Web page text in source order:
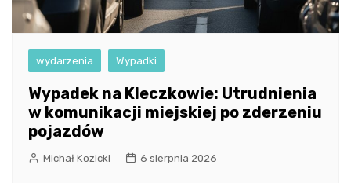
wydarzenia Wypadki
Wypadek na Kleczkowie: Utrudnienia
w komunikacji miejskiej po zderzeniu
pojazdów
Michał Kozicki 6 sierpnia 2026